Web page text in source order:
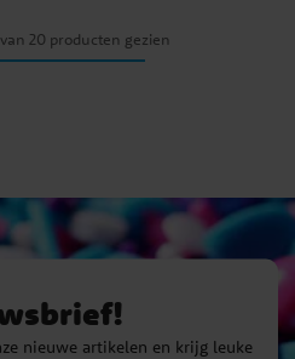
20 producten gezien
nieuwe artikelen en krijg leuke